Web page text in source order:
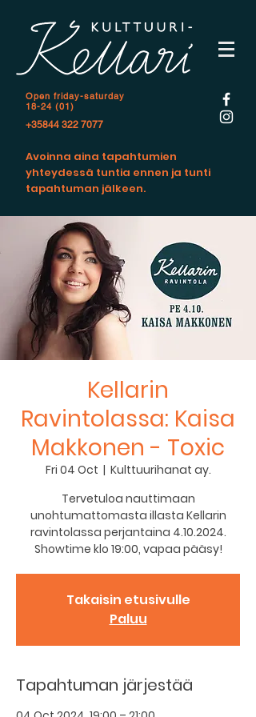
Open friday-saturday
18-24 (01)
+35844 322 7077
Avoinna aina tapahtumien
yhteydessä tuntia ennen ja tunti
tapahtuman jälkeen.
Kellarin
Ravintolassa: Kaisa
Makkonen - Toxic
Fri 04 Oct
  |
Kulttuurihanat ay.
Tervetuloa nauttimaan
unohtumattomasta illasta Kellarin
ravintolassa perjantaina 4.10.2024.
Showtime klo 19:00, vapaa pääsy!
Takaisin etusivulle
Paluu
Tapahtuman järjestää